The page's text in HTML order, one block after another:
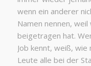
wenn ein anderer
Namen nennen,
beigetragen hat.
Job kennt, weiß,
Leute alle bei der